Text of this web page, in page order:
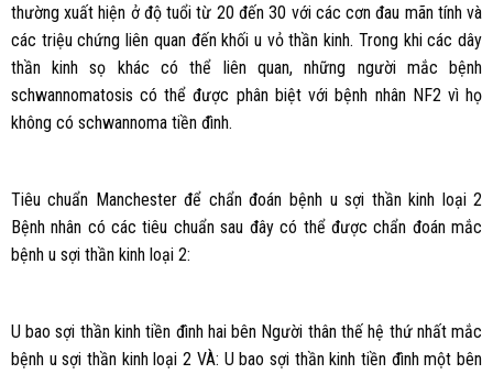
thường xuất hiện ở độ tuổi từ 20 đến 30 với các cơn đau mãn tính và
các triệu chứng liên quan đến khối u vỏ thần kinh. Trong khi các dây
thần kinh sọ khác có thể liên quan, những người mắc bệnh
schwannomatosis có thể được phân biệt với bệnh nhân NF2 vì họ
không có schwannoma tiền đình.
Tiêu chuẩn Manchester để chẩn đoán bệnh u sợi thần kinh loại 2
Bệnh nhân có các tiêu chuẩn sau đây có thể được chẩn đoán mắc
bệnh u sợi thần kinh loại 2:
U bao sợi thần kinh tiền đình hai bên Người thân thế hệ thứ nhất mắc
bệnh u sợi thần kinh loại 2 VÀ: U bao sợi thần kinh tiền đình một bên